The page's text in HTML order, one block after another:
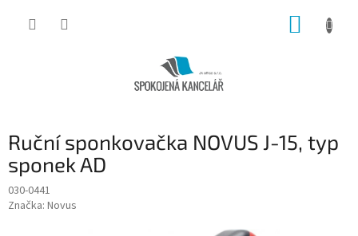
Ruční sponkovačka NOVUS J-15, typ
sponek AD
030-0441
Značka: Novus